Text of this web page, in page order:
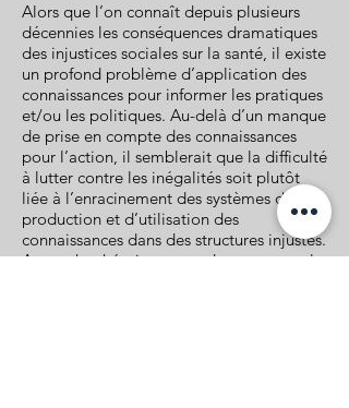
Alors que l’on connaît depuis plusieurs
décennies les conséquences dramatiques
des injustices sociales sur la santé, il existe
un profond problème d’application des
connaissances pour informer les pratiques
et/ou les politiques. Au-delà d’un manque
de prise en compte des connaissances
pour l’action, il semblerait que la difficulté
à lutter contre les inégalités soit plutôt
liée à l’enracinement des systèmes de
production et d’utilisation des
connaissances dans des structures injustes.
Approche théorique et cadre conceptuel :